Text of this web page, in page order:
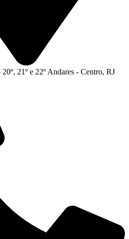
21º e 22º Andares - Centro, RJ